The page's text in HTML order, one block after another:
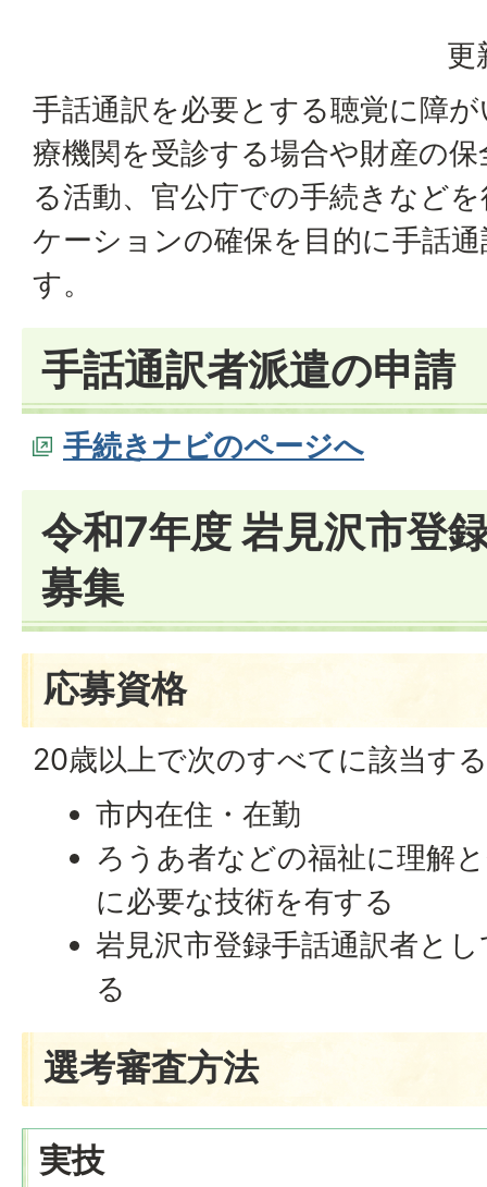
更
手話通訳を必要とする聴覚に障
療機関を受診する場合や財産の
る活動、官公庁での手続きなど
ケーションの確保を目的に手話
す。
手話通訳者派遣の申請
手続きナビのページへ
令和7年度 岩見沢市登
募集
応募資格
20歳以上で次のすべてに該当す
市内在住・在勤
ろうあ者などの福祉に理解
に必要な技術を有する
岩見沢市登録手話通訳者と
る
選考審査方法
実技